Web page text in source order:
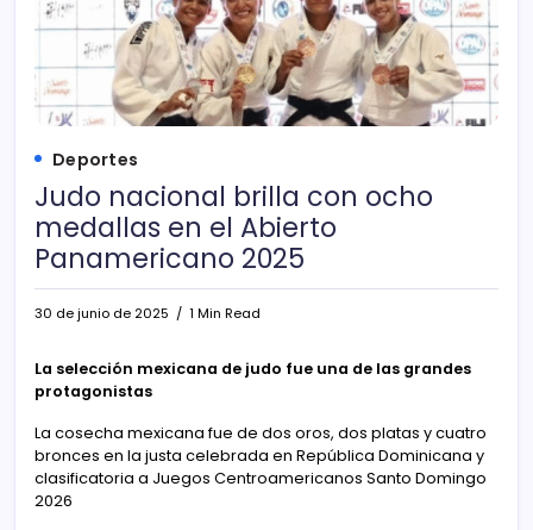
Deportes
Judo nacional brilla con ocho
medallas en el Abierto
Panamericano 2025
30 de junio de 2025 1 Min Read
La selección mexicana de judo fue una de las grandes
protagonistas
La cosecha mexicana fue de dos oros, dos platas y cuatro
bronces en la justa celebrada en República Dominicana y
clasificatoria a Juegos Centroamericanos Santo Domingo
2026